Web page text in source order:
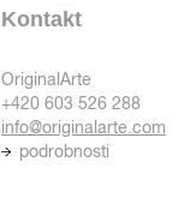
Kontakt
OriginalArte
+420 603 526 288
info@originalarte.com
podrobnosti